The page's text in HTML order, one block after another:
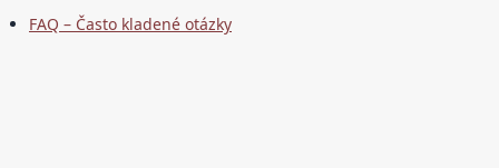
FAQ – Často kladené otázky